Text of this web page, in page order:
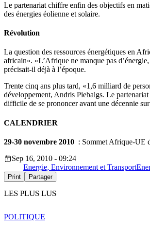
Le partenariat chiffre enfin des objectifs en
des énergies éolienne et solaire.
Révolution
La question des ressources énergétiques en
africain». «L’Afrique ne manque pas
précisait-il déjà à l’époque.
Trente cinq ans plus tard, «1,6 milliard de
développement, Andris Piebalgs. Le
difficile de se prononcer avant une décennie
CALENDRIER
29-30 novembre 2010 : Sommet Afrique-UE
Sep 16, 2010 - 09:24
Energie, Environnement et Transport
Print Partager
LES PLUS LUS
POLITIQUE